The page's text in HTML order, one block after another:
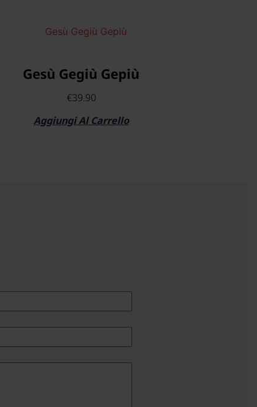
Gesù Gegiù Gepiù
€39.90
Aggiungi Al Carrello